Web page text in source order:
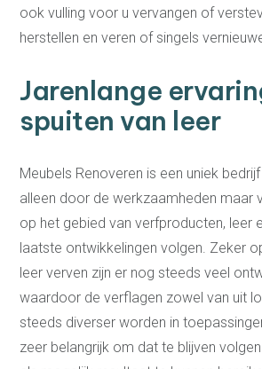
ook vulling voor u vervangen of
herstellen en veren of singels
Jarenlange
spuiten van leer
Meubels Renoveren is een uniek
alleen door de werkzaamheden maar
op het gebied van verfproducten, leer
laatste ontwikkelingen volgen. Zeker
leer verven zijn er nog steeds veel
waardoor de verflagen zowel van uit
steeds diverser worden in
zeer belangrijk om dat te blijven